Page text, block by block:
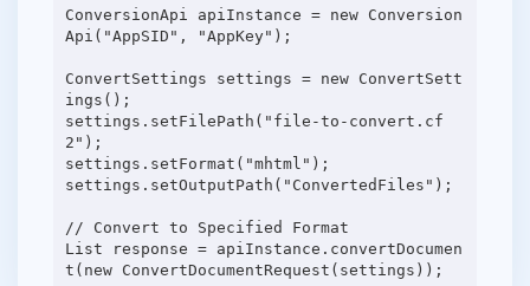
ConversionApi apiInstance = new Conversion
Api("AppSID", "AppKey");
ConvertSettings settings = new ConvertSett
ings();
settings.setFilePath("file-to-convert.cf
2");
settings.setFormat("mhtml");
settings.setOutputPath("ConvertedFiles");
// Convert to Specified Format
List response = apiInstance.convertDocumen